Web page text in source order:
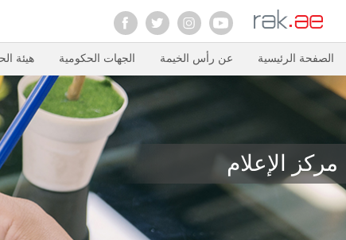
الصفحة الرئيسية عن رأس الخيمة الجهات الحكومية هيئة
مركز الإعلام